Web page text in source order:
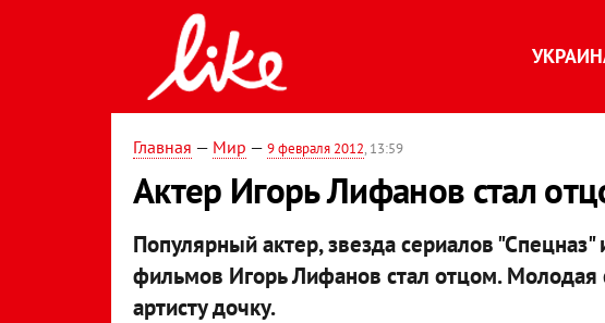
Главная — Мир — 9 февраля 2012, 13:59
Актер Игорь Лифанов стал
Популярный актер, звезда сериалов
фильмов Игорь Лифанов стал отцом. Молодая
артисту дочку.